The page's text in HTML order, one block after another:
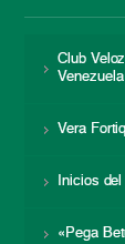
Club
Venezuela
Vera
Inicios
«Pega